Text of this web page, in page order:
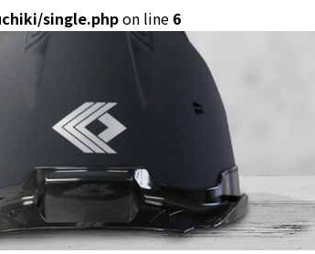
single.phpon line 6